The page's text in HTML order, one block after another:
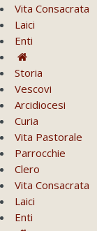
Vita Consacrata
Laici
Enti
Storia
Vescovi
Arcidiocesi
Curia
Vita Pastorale
Parrocchie
Clero
Vita Consacrata
Laici
Enti